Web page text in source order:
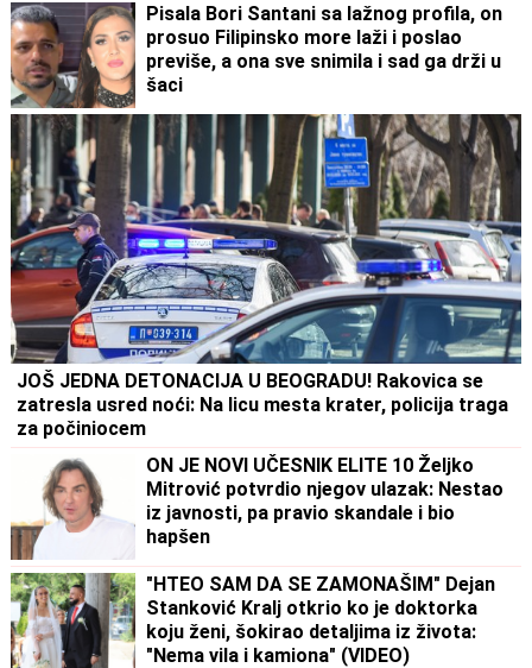
Pisala Bori Santani sa lažnog profila, on
prosuo Filipinsko more laži i poslao
previše, a ona sve snimila i sad ga drži u
šaci
JOŠ JEDNA DETONACIJA U BEOGRADU! Rakovica se
zatresla usred noći: Na licu mesta krater, policija traga
za počiniocem
ON JE NOVI UČESNIK ELITE 10 Željko
Mitrović potvrdio njegov ulazak: Nestao
iz javnosti, pa pravio skandale i bio
hapšen
"HTEO SAM DA SE ZAMONAŠIM" Dejan
Stanković Kralj otkrio ko je doktorka
koju ženi, šokirao detaljima iz života:
"Nema vila i kamiona" (VIDEO)